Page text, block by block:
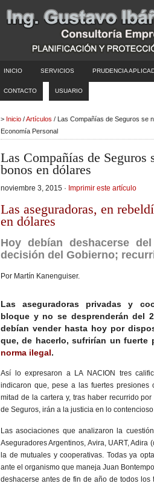
INICIO SERVICIOS PRUDENCIA
CONTACTO USUARIO
> Inicio /Artículos / Las Compañías de Seguros se
Economía Personal
Las Compañías de Seguros
bonos en dólares
noviembre 3, 2015 · Imprimir este artículo
Las aseguradoras, en
en dólares
Hoy debían deshacerse
decisión del Gobierno;
Por Martín Kanenguiser.
Las aseguradoras privadas y
bloque y no se desprenderán del
debían vender hasta hoy por
que, de hacerlo, sufrirían un fuerte
norma ilegal.
Así lo expresaron a LA NACION tres
indicaron que, pese a las fuertes
mitad de la cartera y, tras haber recurrido
de Seguros, irán a la justicia en lo
Las asociaciones que analizaron la
Aseguradores Argentinos, Avira, UART,
la de mutuales y cooperativas. Todas ya
ante el organismo que maneja Juan
deshacerse antes de fin de año de todos